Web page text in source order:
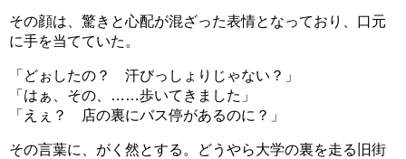
その顔は、驚きと心配が混ざった表情となっており、口元
に手を当てていた。
「どぉしたの？ 汗びっしょりじゃない？」
「はぁ、その、……歩いてきました」
「えぇ？ 店の裏にバス停があるのに？」
その言葉に、がく然とする。どうやら大学の裏を走る旧街